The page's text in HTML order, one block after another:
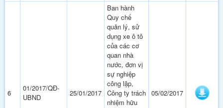
6
01/2017/QĐ-
UBND
25/01/2017
Ban hành
Quy chế
quản lý, sử
dụng xe ô tô
của các cơ
quan nhà
nước, đơn vị
sự nghiệp
công lập,
Công ty trách
nhiệm hữu
05/02/2017